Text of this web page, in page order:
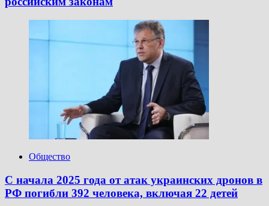
Общество
С начала 2025 года от атак украинских дронов в
РФ погибли 392 человека, включая 22 детей